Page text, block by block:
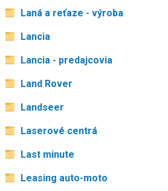
Laná a reťaze - výroba
Lancia
Lancia - predajcovia
Land Rover
Landseer
Laserové centrá
Last minute
Leasing auto-moto